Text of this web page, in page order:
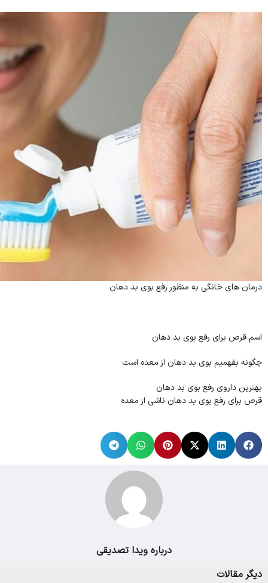
درمان های خانگی به منظور رفع بوی بد دهان
اسم قرص برای رفع بوی بد دهان
چگونه بفهمیم بوی بد دهان از معده است
بهترین داروی رفع بوی بد دهان
قرص برای رفع بوی بد دهان ناشی از معده
درباره ویدا تصدیقی
دیگر مقالات